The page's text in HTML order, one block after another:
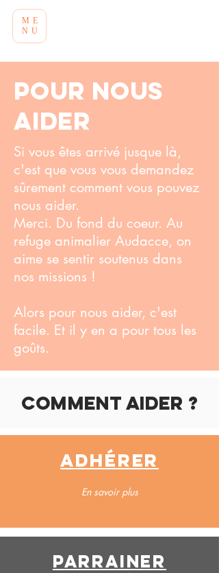
ME
NU
Pour nous
aider
Si vous êtes arrivé jusque là,
c'est que vous vous demandez
sûrement comment vous pouvez
nous aider.
Merci. Du fond du coeur. Au
refuge animalier Audacce, on
aime se sentir soutenus dans
nos missions !
Alors pour nous aider, c'est
facile. Et il y en a pour tous les
goûts.
comment aider ?
adhérer
En savoir plus
Parrainer